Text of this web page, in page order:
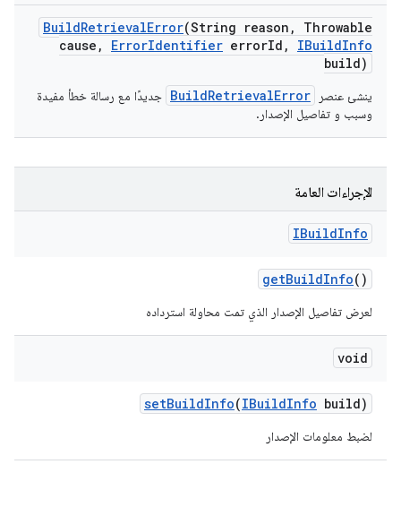
BuildRetrievalError(String reason ,
Throwable
cause , ErrorIdentifier errorId , IBuildInfo
build)
ينشئ عنصر BuildRetrievalError جديدًا مع رسالة خطأ مفيدة
وسبب و تفاصيل الإصدار.
الإجراءات العامة
IBuildInfo
getBuildInfo()
لعرض تفاصيل الإصدار الذي تمت محاولة استرداده
void
setBuildInfo(IBuildInfo build)
لضبط معلومات الإصدار